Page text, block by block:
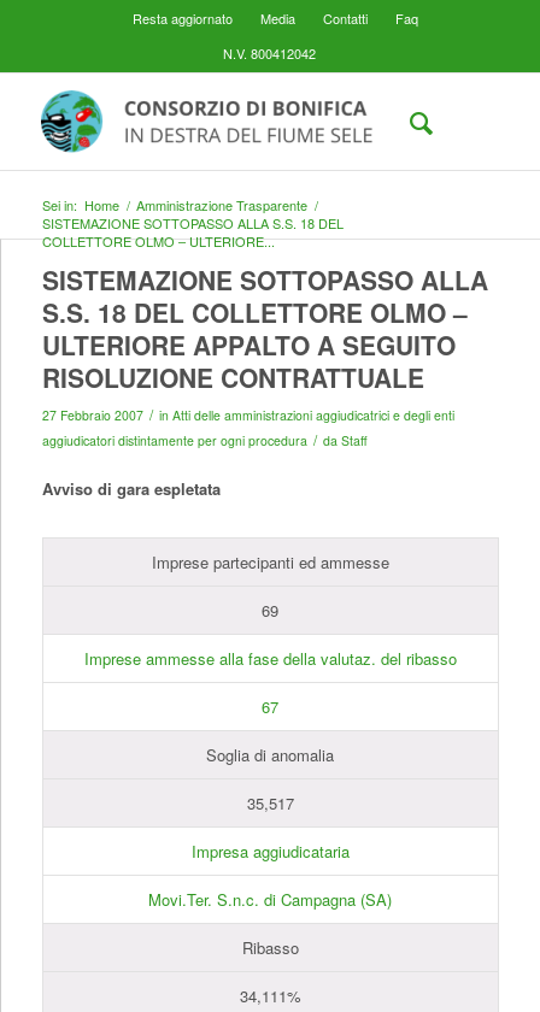
Resta aggiornato Media Contatti
Faq
N.V. 800412042
Sei in: Home / Amministrazione Trasparente /
SISTEMAZIONE SOTTOPASSO ALLA S.S. 18 DEL
COLLETTORE OLMO – ULTERIORE...
SISTEMAZIONE SOTTOPASSO ALLA
S.S. 18 DEL COLLETTORE OLMO –
ULTERIORE APPALTO A SEGUITO
RISOLUZIONE CONTRATTUALE
27 Febbraio 2007 / in Atti delle amministrazioni aggiudicatrici e degli enti
aggiudicatori distintamente per ogni procedura / da Staff
Avviso di gara espletata
Imprese partecipanti ed ammesse
69
Imprese ammesse alla fase della valutaz. del ribasso
67
Soglia di anomalia
35,517
Impresa aggiudicataria
Movi.Ter. S.n.c. di Campagna (SA)
Ribasso
34,111%